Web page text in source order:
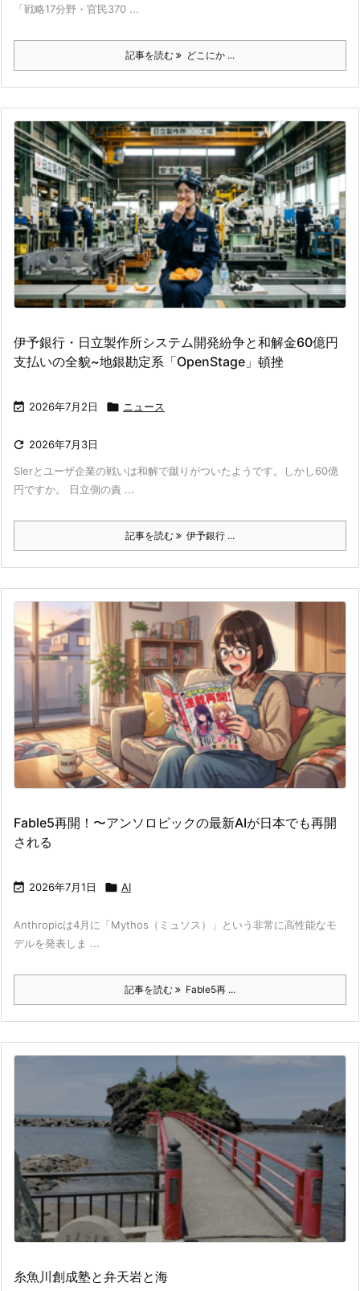
「戦略17分野・官民370 ...
記事を読む どこにか ...
伊予銀行・日立製作所システム開発紛争と和解金60億円
支払いの全貌~地銀勘定系「OpenStage」頓挫
 2026年7月2日  ニュース
 2026年7月3日
SIerとユーザ企業の戦いは和解で蹴りがついたようです。しかし60億
円ですか。 日立側の責 ...
記事を読む 伊予銀行 ...
Fable5再開！〜アンソロピックの最新AIが日本でも再開
される
 2026年7月1日  AI
Anthropicは4月に「Mythos（ミュソス）」という非常に高性能なモ
デルを発表しま ...
記事を読む Fable5再 ...
糸魚川創成塾と弁天岩と海